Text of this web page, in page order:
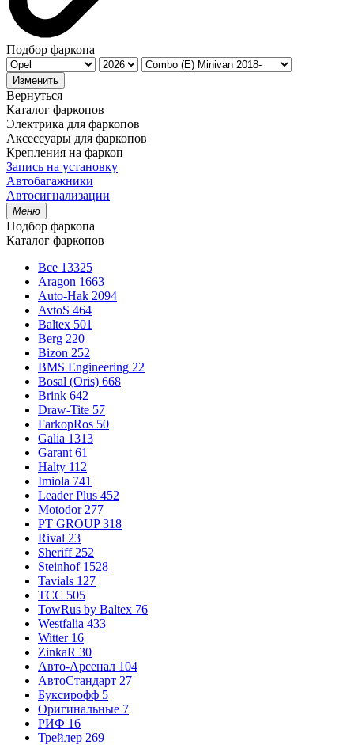
Подбор фаркопа
Изменить
Вернуться
Каталог фаркопов
Электрика для фаркопов
Аксессуары для фаркопов
Крепления на фаркоп
Запись на установку
Автобагажники
Автосигнализации
Меню
Подбор фаркопа
Каталог фаркопов
Все 13325
Aragon 1663
Auto-Hak 2094
AvtoS 464
Baltex 501
Berg 220
Bizon 252
BMS Engineering 22
Bosal (Oris) 668
Brink 642
Draw-Tite 57
FarkopRos 50
Galia 1313
Garant 61
Halty 112
Imiola 741
Leader Plus 452
Motodor 277
PT GROUP 318
Rival 23
Sheriff 252
Steinhof 1528
Tavials 127
TCC 505
TowRus by Baltex 76
Westfalia 433
Witter 16
ZinkaR 30
Авто-Арсенал 104
АвтоСтандарт 27
Буксирофф 5
Оригинальные 7
РИФ 16
Трейлер 269